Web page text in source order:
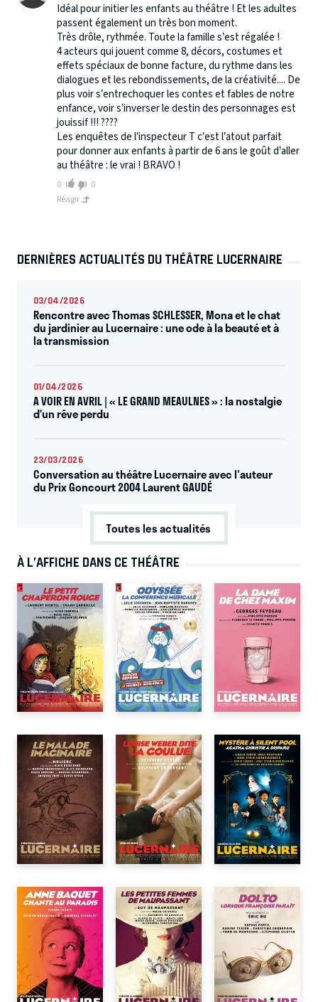
Idéal pour initier les enfants au théâtre ! Et les adultes
passent également un très bon moment.
Très drôle, rythmée. Toute la famille s’est régalée !
4 acteurs qui jouent comme 8, décors, costumes et
effets spéciaux de bonne facture, du rythme dans les
dialogues et les rebondissements, de la créativité.... De
plus voir s’entrechoquer les contes et fables de notre
enfance, voir s’inverser le destin des personnages est
jouissif !!! ????
Les enquêtes de l’inspecteur T c’est l’atout parfait
pour donner aux enfants à partir de 6 ans le goût d’aller
au théâtre : le vrai ! BRAVO !
0
0
Réagir
DERNIÈRES ACTUALITÉS DU THÉÂTRE LUCERNAIRE
03/04/2026
Rencontre avec Thomas SCHLESSER, Mona et le chat
du jardinier au Lucernaire : une ode à la beauté et à
la transmission
01/04/2026
A VOIR EN AVRIL | « LE GRAND MEAULNES » : la nostalgie
d’un rêve perdu
23/03/2026
Conversation au théâtre Lucernaire avec l'auteur
du Prix Goncourt 2004 Laurent GAUDÉ
Toutes les actualités
À L’AFFICHE DANS CE THÉÂTRE